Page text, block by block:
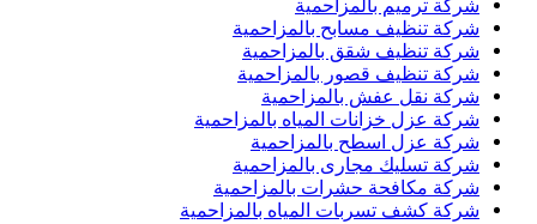
شركة ترميم بالمزاحمية
شركة تنظيف مسابح بالمزاحمية
شركة تنظيف شقق بالمزاحمية
شركة تنظيف قصور بالمزاحمية
شركة نقل عفش بالمزاحمية
شركة عزل خزانات المياه بالمزاحمية
شركة عزل اسطح بالمزاحمية
شركة تسليك مجارى بالمزاحمية
شركة مكافحة حشرات بالمزاحمية
شركة كشف تسربات المياه بالمزاحمية